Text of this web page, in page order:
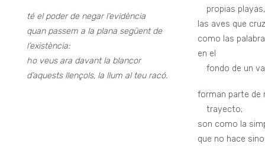
té el poder de negar l’evidència
quan passem a la plana següent de
l’existència:
ho veus ara davant la blancor
d’aquests llençols, la llum al teu racó.
propias playas,
las aves que
como las
en el
fondo de un
forman parte
trayecto;
son como la
que no hace